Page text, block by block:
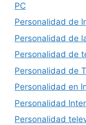
PC
Personalidad de
Personalidad de
Personalidad de
Personalidad de
Personalidad en
Personalidad
Personalidad